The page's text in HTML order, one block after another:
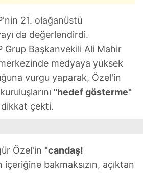
21. olağanüstü
da değerlendirdi.
Grup Başkanvekili Ali Mahir
medyaya yüksek
vurgu yaparak, Özel'in
"hedef gösterme"
dikkat çekti.
Özel'in "candaş!
içeriğine bakmaksızın, açıktan